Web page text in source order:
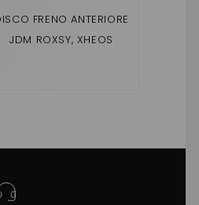
FRENO ANTERIORE
JDM ROXSY, XHEOS